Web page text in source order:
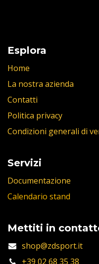
Esplora
Home
La nostra azienda
Contatti
Politica privacy
Condizioni generali di
Servizi
Documentazione
Calendario stand
Mettiti in
shop@zdsport.it
+39 02 68 35 38